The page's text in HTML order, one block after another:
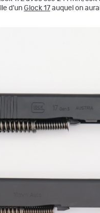
d’un Glock 17 auquel on